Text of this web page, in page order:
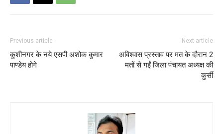
Previous article
कुशीनगर के नये एसपी अशोक कुमार
पाण्डेय होगे
Next article
अविश्वास प्रस्ताव पर मत के दौरान 2
मतों से गईं जिला पंचायत अध्यक्ष की
कुर्सी